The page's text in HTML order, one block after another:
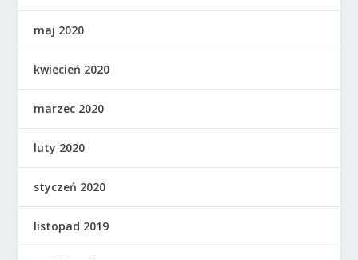
maj 2020
kwiecień 2020
marzec 2020
luty 2020
styczeń 2020
listopad 2019